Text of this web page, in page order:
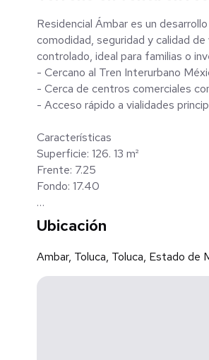
Residencial Ámbar es un
comodidad, seguridad y calidad
controlado, ideal para familias o
- Cercano al Tren Interurbano
- Cerca de centros comerciales
- Acceso rápido a vialidades
Características
Superficie: 126. 13 m²
Frente: 7.25
Fondo: 17.40
Distribución que debe seguir la
- Planta baja: sala, comedor,
- Planta alta: 3 recámaras y 2
- Diseño moderno y funcional
Ubicación
Ambar, Toluca, Toluca, Estado de